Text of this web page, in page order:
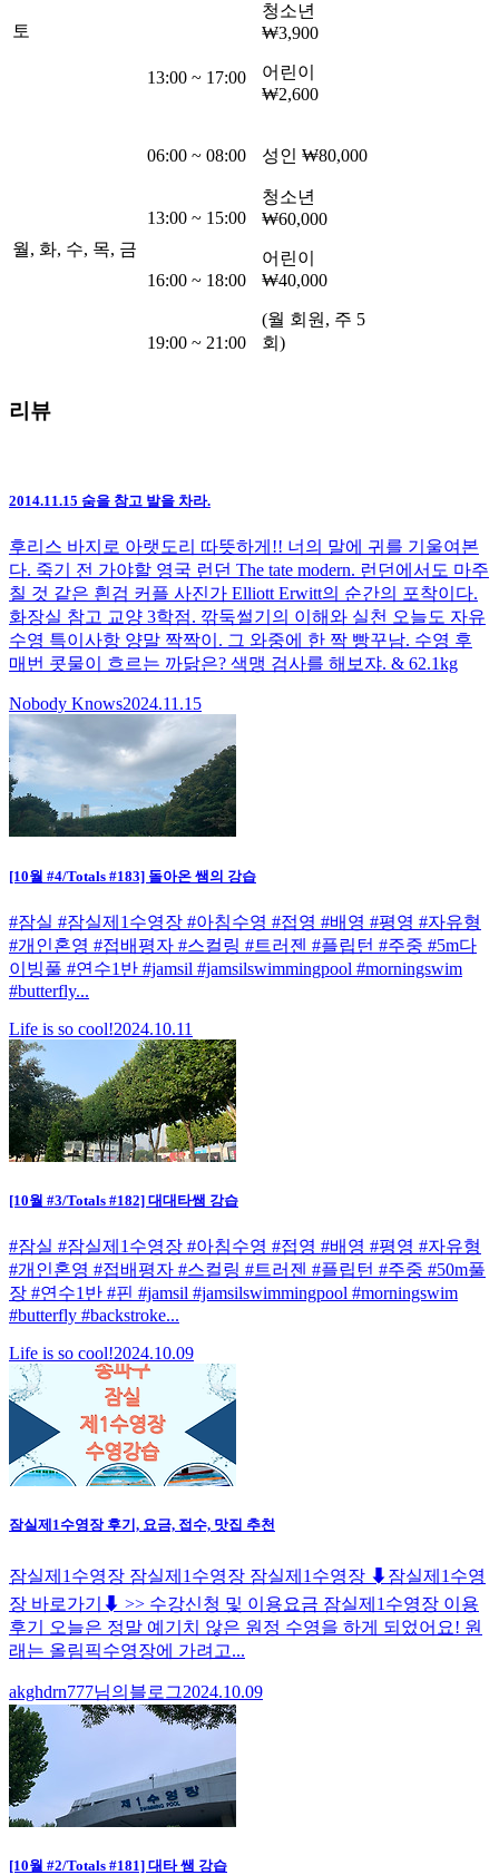
토
청소년
₩3,900
어린이
₩2,600
13:00 ~ 17:00
월, 화, 수, 목, 금
06:00 ~ 08:00 성인 ₩80,000
청소년
₩60,000
어린이
₩40,000
(월 회원, 주 5
회)
13:00 ~ 15:00
16:00 ~ 18:00
19:00 ~ 21:00
리뷰
2014.11.15 숨을 참고 발을 차라.
후리스 바지로 아랫도리 따뜻하게!! 너의 말에 귀를 기울여본
다. 죽기 전 가야할 영국 런던 The tate modern. 런던에서도 마주
칠 것 같은 흰검 커플 사진가 Elliott Erwitt의 순간의 포착이다.
화장실 참고 교양 3학점. 깎둑썰기의 이해와 실천 오늘도 자유
수영 특이사항 양말 짝짝이. 그 와중에 한 짝 빵꾸남. 수영 후
매번 콧물이 흐르는 까닭은? 색맹 검사를 해보쟈. & 62.1kg
Nobody Knows2024.11.15
[10월 #4/Totals #183] 돌아온 쌤의 강습
#잠실 #잠실제1수영장 #아침수영 #접영 #배영 #평영 #자유형
#개인혼영 #접배평자 #스컬링 #트러젠 #플립턴 #주중 #5m다
이빙풀 #연수1반 #jamsil #jamsilswimmingpool #morningswim
#butterfly...
Life is so cool!2024.10.11
[10월 #3/Totals #182] 대대타쌤 강습
#잠실 #잠실제1수영장 #아침수영 #접영 #배영 #평영 #자유형
#개인혼영 #접배평자 #스컬링 #트러젠 #플립턴 #주중 #50m풀
장 #연수1반 #핀 #jamsil #jamsilswimmingpool #morningswim
#butterfly #backstroke...
Life is so cool!2024.10.09
잠실제1수영장 후기, 요금, 접수, 맛집 추천
잠실제1수영장 잠실제1수영장 잠실제1수영장 ⬇잠실제1수영
장 바로가기⬇ >> 수강신청 및 이용요금 잠실제1수영장 이용
후기 오늘은 정말 예기치 않은 원정 수영을 하게 되었어요! 원
래는 올림픽수영장에 가려고...
akghdrn777님의블로그2024.10.09
[10월 #2/Totals #181] 대타 쌤 강습